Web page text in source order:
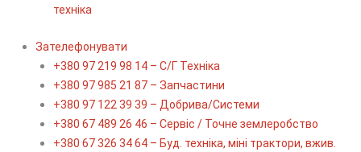
техніка
Зателефонувати
+380 97 219 98 14 – С/Г Техніка
+380 97 985 21 87 – Запчастини
+380 97 122 39 39 – Добрива/Cистеми
+380 67 489 26 46 – Сервіс / Точне землеробство
+380 67 326 34 64 – Буд. техніка, міні трактори, вжив.